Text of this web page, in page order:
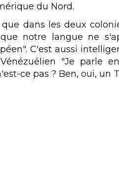
du Nord.
dans les deux
notre langue ne
C'est aussi
"Je parle
ce pas ? Ben, oui, un